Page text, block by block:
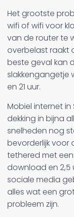
Het grootste
wifi of wifi voor
van de router te
overbelast raakt
beste geval kan
slakkengangetje
en 21 uur.
Mobiel internet
dekking in bijna
snelheden nog
bevorderlijk voor
tethered met
download en 2,5
sociale media
alles wat een
probleem zijn.